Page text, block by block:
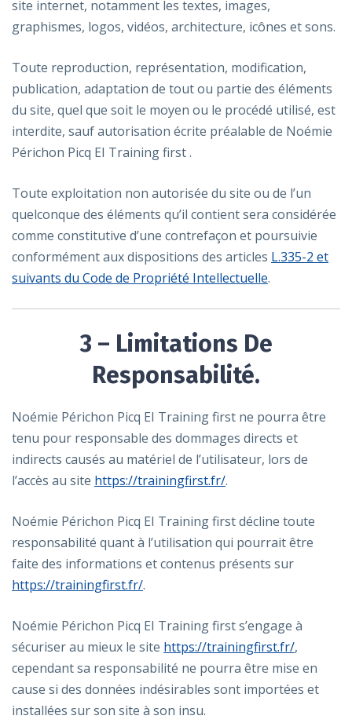
site internet, notamment les textes, images,
graphismes, logos, vidéos, architecture, icônes et sons.
Toute reproduction, représentation, modification,
publication, adaptation de tout ou partie des éléments
du site, quel que soit le moyen ou le procédé utilisé, est
interdite, sauf autorisation écrite préalable de Noémie
Périchon Picq EI Training first .
Toute exploitation non autorisée du site ou de l’un
quelconque des éléments qu’il contient sera considérée
comme constitutive d’une contrefaçon et poursuivie
conformément aux dispositions des articles L.335-2 et
suivants du Code de Propriété Intellectuelle.
3 – Limitations De
Responsabilité.
Noémie Périchon Picq EI Training first ne pourra être
tenu pour responsable des dommages directs et
indirects causés au matériel de l’utilisateur, lors de
l’accès au site https://trainingfirst.fr/.
Noémie Périchon Picq EI Training first décline toute
responsabilité quant à l’utilisation qui pourrait être
faite des informations et contenus présents sur
https://trainingfirst.fr/.
Noémie Périchon Picq EI Training first s’engage à
sécuriser au mieux le site https://trainingfirst.fr/,
cependant sa responsabilité ne pourra être mise en
cause si des données indésirables sont importées et
installées sur son site à son insu.